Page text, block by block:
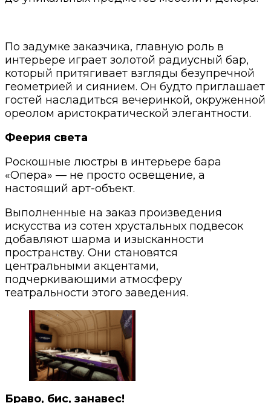
По задумке заказчика, главную роль в
интерьере играет золотой радиусный бар,
который притягивает взгляды безупречной
геометрией и сиянием. Он будто приглашает
гостей насладиться вечеринкой, окруженной
ореолом аристократической элегантности.
Феерия света
Роскошные люстры в интерьере бара
«Опера» — не просто освещение, а
настоящий арт-объект.
Выполненные на заказ произведения
искусства из сотен хрустальных подвесок
добавляют шарма и изысканности
пространству. Они становятся
центральными акцентами,
подчеркивающими атмосферу
театральности этого заведения.
Браво, бис, занавес!